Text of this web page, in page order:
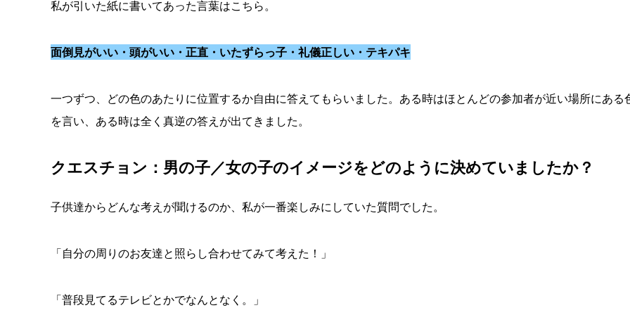
私が引いた紙に書いてあった言葉はこちら。
面倒見がいい・頭がいい・正直・いたずらっ子・礼儀正しい・テキパキ
一つずつ、どの色のあたりに位置するか自由に答えてもらいました。ある時はほとんどの参加者が近い場所にある
を言い、ある時は全く真逆の答えが出てきました。
クエスチョン：男の子／女の子のイメージをどのように決めていましたか？
子供達からどんな考えが聞けるのか、私が一番楽しみにしていた質問でした。
「自分の周りのお友達と照らし合わせてみて考えた！」
「普段見てるテレビとかでなんとなく。」